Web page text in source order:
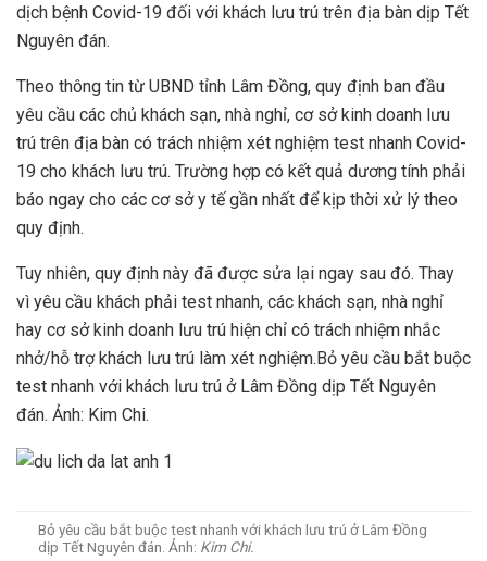
dịch bệnh Covid-19 đối với khách lưu trú trên địa bàn dịp Tết
Nguyên đán.
Theo thông tin từ UBND tỉnh Lâm Đồng, quy định ban đầu
yêu cầu các chủ khách sạn, nhà nghỉ, cơ sở kinh doanh lưu
trú trên địa bàn có trách nhiệm xét nghiệm test nhanh Covid-
19 cho khách lưu trú. Trường hợp có kết quả dương tính phải
báo ngay cho các cơ sở y tế gần nhất để kịp thời xử lý theo
quy định.
Tuy nhiên, quy định này đã được sửa lại ngay sau đó. Thay
vì yêu cầu khách phải test nhanh, các khách sạn, nhà nghỉ
hay cơ sở kinh doanh lưu trú hiện chỉ có trách nhiệm nhắc
nhở/hỗ trợ khách lưu trú làm xét nghiệm.Bỏ yêu cầu bắt buộc
test nhanh với khách lưu trú ở Lâm Đồng dịp Tết Nguyên
đán. Ảnh: Kim Chi.
Bỏ yêu cầu bắt buộc test nhanh với khách lưu trú ở Lâm Đồng
dịp Tết Nguyên đán. Ảnh: Kim Chi.